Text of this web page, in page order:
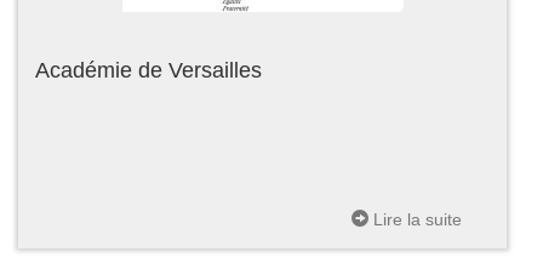
Académie de Versailles
Lire la suite